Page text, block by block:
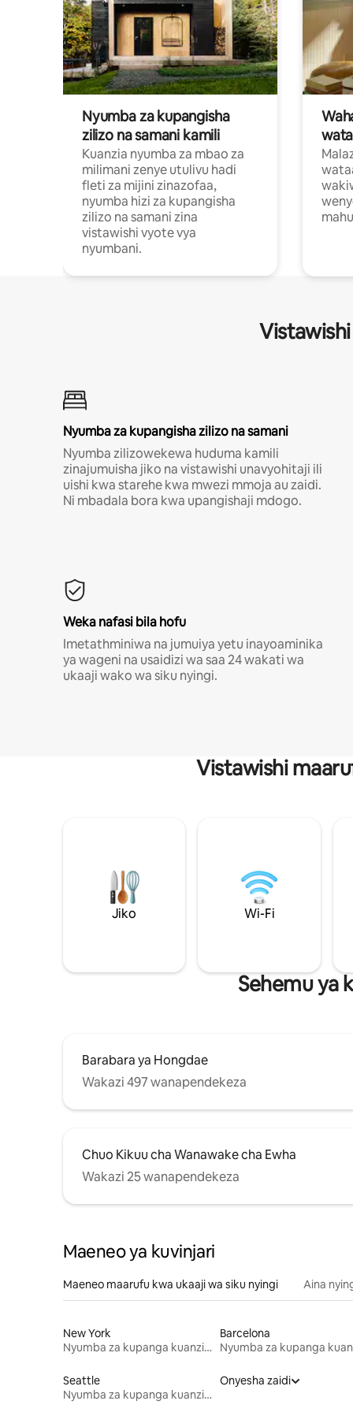
Nyumba za kupangisha
zilizo na samani kamili
Kuanzia nyumba za mbao za
milimani zenye utulivu hadi
fleti za mijini zinazofaa,
nyumba hizi za kupangisha
zilizo na samani zina
vistawishi vyote vya
nyumbani.
Nyumba za kupangisha zilizo na samani
Nyumba zilizowekewa huduma kamili
zinajumuisha jiko na vistawishi unavyohitaji ili
uishi kwa starehe kwa mwezi mmoja au zaidi.
Ni mbadala bora kwa upangishaji mdogo.
Weka nafasi bila hofu
Imetathminiwa na jumuiya yetu inayoaminika
ya wageni na usaidizi wa saa 24 wakati wa
ukaaji wako wa siku nyingi.
Vistawishi
Jiko Wi-Fi
Sehemu ya
Barabara ya Hongdae
Wakazi 497 wanapendekeza
Chuo Kikuu cha Wanawake cha Ewha
Wakazi 25 wanapendekeza
Maeneo ya kuvinjari
Maeneo maarufu kwa ukaaji wa siku nyingi Aina
New York
Nyumba za kupanga kuanzia mwezi mmoja
Barcelona
Seattle
Nyumba za kupanga kuanzia mwezi mmoja
Onyesha zaidi